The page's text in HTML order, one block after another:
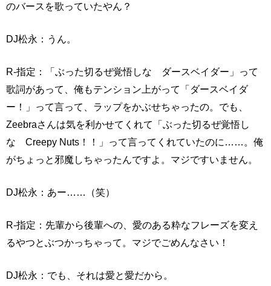
のバースを歌っていたやん？
DJ松永：うん。
R-指定：「ぶった切るぜ覚悟しな ダースベイダー」って
歌詞があって、俺もテンション上がって「ダースベイダ
ー！」って言って、ラップをかぶせちゃったの。でも、
Zeebraさんは気を利かせてくれて「ぶった切るぜ覚悟し
な Creepy Nuts！！」って言ってくれていたのに……。俺
がちょっと邪魔しちゃったんですよ。マジですいません。
DJ松永：あー……（笑）
R-指定：先輩から後輩への、愛のある粋なフレーズを変え
るやつとぶつかっちゃって。マジでごめんなさい！
DJ松永：でも、それは愛と愛だから。